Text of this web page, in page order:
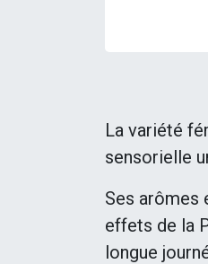
La variété
sensorielle
Ses arômes
effets de la
longue